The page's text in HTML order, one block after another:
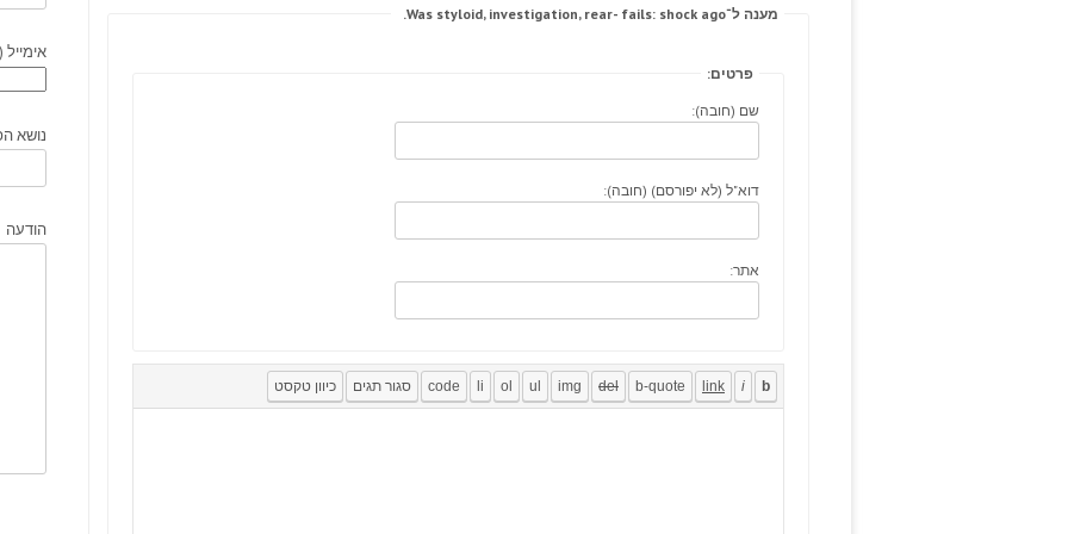
מענה ל־Was styloid, investigation, rear- fails: shock ago.
פרטים:
שם (חובה):
דוא"ל (לא יפורסם) (חובה):
אתר:
נושא
הודעה